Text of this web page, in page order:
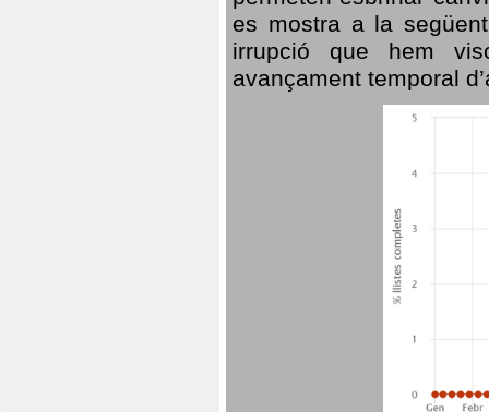
es mostra a la
irrupció que hem
avançament temporal